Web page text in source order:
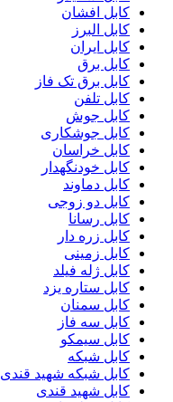
کابل افشان
کابل البرز
کابل ایران
کابل برق
کابل برق تک فاز
کابل تلفن
کابل جوش
کابل جوشکاری
کابل خراسان
کابل خودنگهدار
کابل دماوند
کابل دو زوجی
کابل رسانا
کابل زره دار
کابل زمینی
کابل ژله فیلد
کابل ستاره یزد
کابل سمنان
کابل سه فاز
کابل سیمکو
کابل شبکه
کابل شبکه شهید قندی
کابل شهید قندی